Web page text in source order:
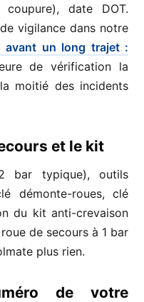
date DOT.
vigilance dans notre
avant un long trajet :
de vérification la
moitié des incidents
et le kit
bar typique), outils
démonte-roues, clé
du kit anti-crevaison
de secours à 1 bar
plus rien.
de votre